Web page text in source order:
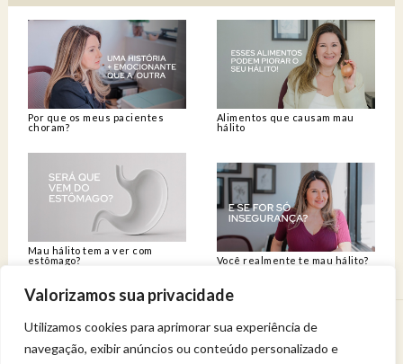
Valorizamos sua privacidade
Utilizamos cookies para aprimorar sua experiência de
navegação, exibir anúncios ou conteúdo personalizado e
Por que os meus pacientes
choram?
Alimentos que causam mau
hálito
Mau hálito tem a ver com
estômago?
Você realmente te mau hálito?
Venha viver uma experiência de bem-estar.
Entregue a sua saúde a uma profissional qualificada.